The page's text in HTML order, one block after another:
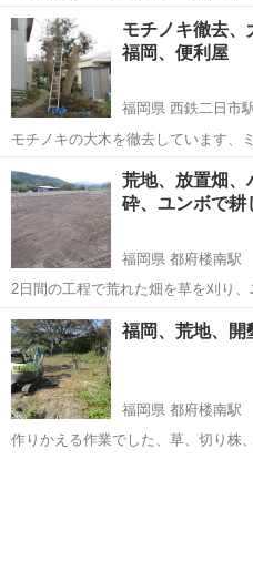
ントを取り付けて除去…
福岡 都府楼南駅
モチノキ徹去、
福岡、便利屋
福岡県 西鉄二日市
モチノキの大木を徹去しています、
ープで倒れる方向を…
福岡 筑紫野市 西鉄二日市駅
荒地、放置畑、
砕、ユンボで耕
福岡県 都府楼南駅
2日間の工程で荒れた畑を草を刈り、
地しました、1…
福岡 筑紫野市 都府楼南駅
福岡、荒地、開
福岡県 都府楼南駅
作りかえる作業でした、草、切り株